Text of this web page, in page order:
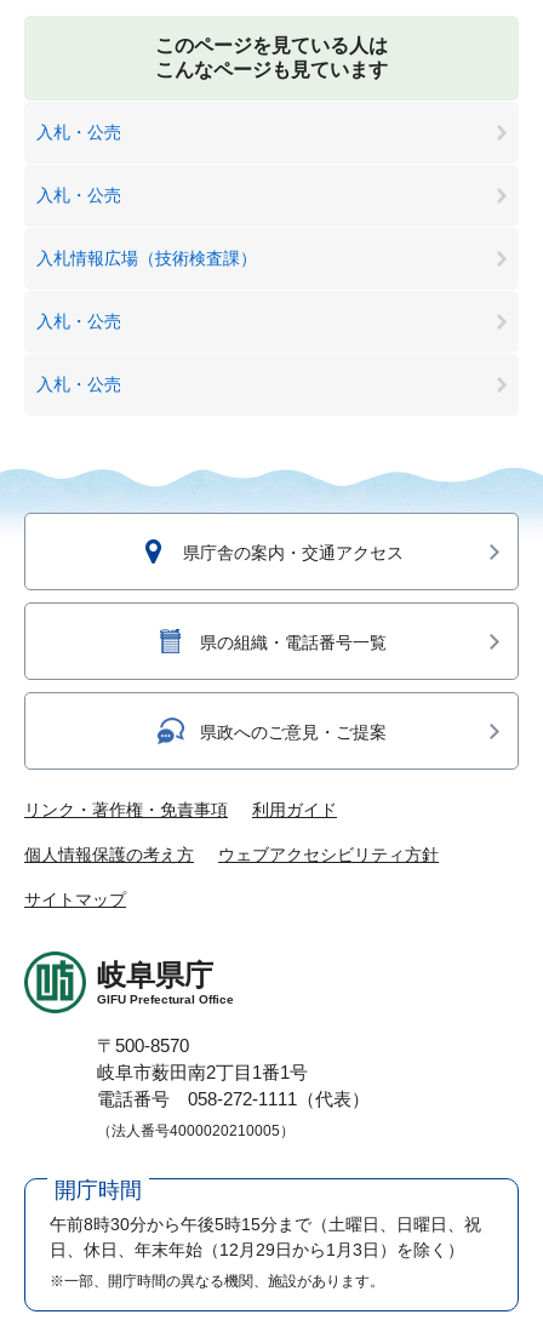
このページを見ている人は
こんなページも見ています
入札・公売
入札・公売
入札情報広場（技術検査課）
入札・公売
入札・公売
県庁舎の案内・交通アクセス
県の組織・電話番号一覧
県政へのご意見・ご提案
リンク・著作権・免責事項 利用ガイド
個人情報保護の考え方 ウェブアクセシビリティ方針
サイトマップ
岐阜県庁
GIFU Prefectural Office
〒500-8570
岐阜市薮田南2丁目1番1号
電話番号 058-272-1111（代表）
（法人番号4000020210005）
開庁時間
午前8時30分から午後5時15分まで （土曜日、日曜日、祝
日、休日、年末年始（12月29日から1月3日）を除く）
※一部、開庁時間の異なる機関、施設があります。